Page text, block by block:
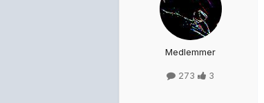
Medlemmer
273 3